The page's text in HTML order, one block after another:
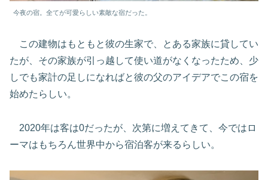
今夜の宿。全てが可愛らしい素敵な宿だった。
この建物はもともと彼の生家で、とある家族に貸してい
たが、その家族が引っ越して使い道がなくなったため、少
しでも家計の足しになればと彼の父のアイデアでこの宿を
始めたらしい。
2020年は客は0だったが、次第に増えてきて、今ではロ
ーマはもちろん世界中から宿泊客が来るらしい。